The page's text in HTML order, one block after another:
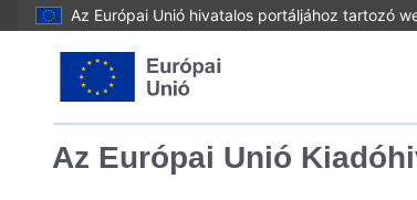
Az Európai Unió hivatalos portáljához tartozó
Az Európai Unió